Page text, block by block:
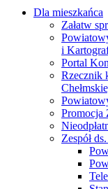
Dla mieszkańca
Załatw
i
Portal
Rzecznik
Promocja
Zespół